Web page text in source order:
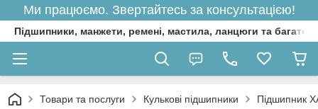
Ми працюємо. Звертайтесь за консультацією!
Підшипники, манжети, ремені, мастила, ланцюги та багато
Товари та послуги Кулькові підшипники Підшипник